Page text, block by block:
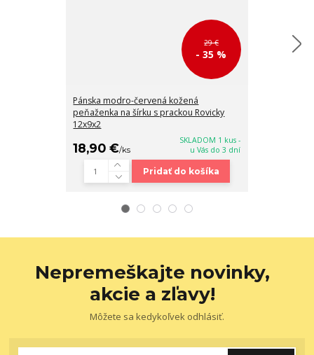
29 €
- 35 %
Pánska modro-červená kožená
peňaženka na šírku s prackou Rovicky
12x9x2
18,90 €/ks
SKLADOM 1 kus -
u Vás do 3 dní
Pridať do košíka
Nepremeškajte novinky,
akcie a zľavy!
Môžete sa kedykoľvek odhlásiť.